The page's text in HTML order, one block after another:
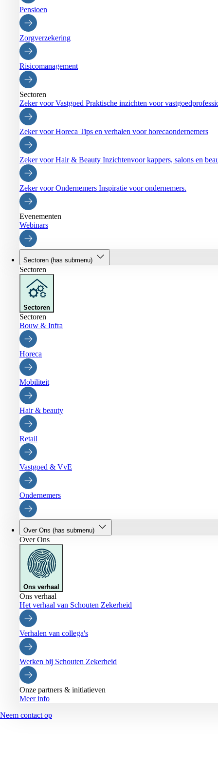
Pensioen
Zorgverzekering
Risicomanagement
Sectoren
Zeker voor Vastgoed Praktische inzichten voor
Zeker voor Horeca Tips en verhalen voor horecaondernemers
Zeker voor Hair & Beauty Inzichtenvoor kappers, salons en
Zeker voor Ondernemers Inspiratie voor ondernemers.
Evenementen
Webinars
Sectoren (has submenu)
Sectoren
Sectoren
Sectoren
Bouw & Infra
Horeca
Mobiliteit
Hair & beauty
Retail
Vastgoed & VvE
Ondernemers
Over Ons (has submenu)
Over Ons
Ons verhaal
Ons verhaal
Het verhaal van Schouten Zekerheid
Verhalen van collega's
Werken bij Schouten Zekerheid
Onze partners & initiatieven
Meer info
Neem contact op